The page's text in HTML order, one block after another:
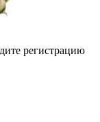
регистрацию